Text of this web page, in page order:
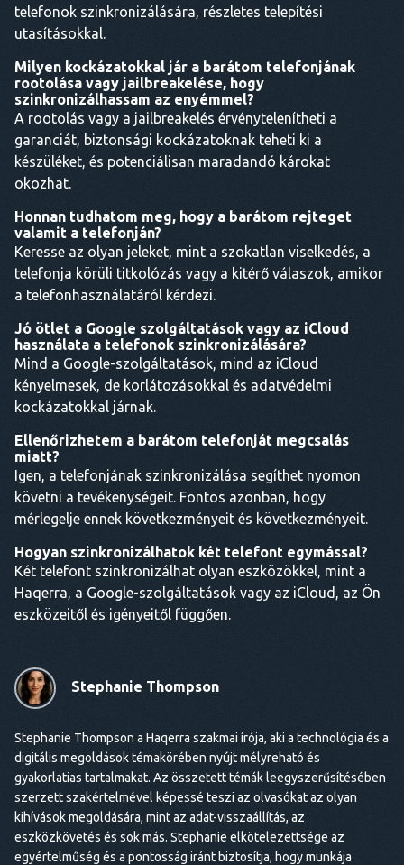
telefonok szinkronizálására, részletes telepítési
utasításokkal.
Milyen kockázatokkal jár a barátom telefonjának
rootolása vagy jailbreakelése, hogy
szinkronizálhassam az enyémmel?
A rootolás vagy a jailbreakelés érvénytelenítheti a
garanciát, biztonsági kockázatoknak teheti ki a
készüléket, és potenciálisan maradandó károkat
okozhat.
Honnan tudhatom meg, hogy a barátom rejteget
valamit a telefonján?
Keresse az olyan jeleket, mint a szokatlan viselkedés, a
telefonja körüli titkolózás vagy a kitérő válaszok, amikor
a telefonhasználatáról kérdezi.
Jó ötlet a Google szolgáltatások vagy az iCloud
használata a telefonok szinkronizálására?
Mind a Google-szolgáltatások, mind az iCloud
kényelmesek, de korlátozásokkal és adatvédelmi
kockázatokkal járnak.
Ellenőrizhetem a barátom telefonját megcsalás
miatt?
Igen, a telefonjának szinkronizálása segíthet nyomon
követni a tevékenységeit. Fontos azonban, hogy
mérlegelje ennek következményeit és következményeit.
Hogyan szinkronizálhatok két telefont egymással?
Két telefont szinkronizálhat olyan eszközökkel, mint a
Haqerra, a Google-szolgáltatások vagy az iCloud, az Ön
eszközeitől és igényeitől függően.
Stephanie Thompson
Stephanie Thompson a Haqerra szakmai írója, aki a technológia és a
digitális megoldások témakörében nyújt mélyreható és
gyakorlatias tartalmakat. Az összetett témák leegyszerűsítésében
szerzett szakértelmével képessé teszi az olvasókat az olyan
kihívások megoldására, mint az adat-visszaállítás, az
eszközkövetés és sok más. Stephanie elkötelezettsége az
egyértelműség és a pontosság iránt biztosítja, hogy munkája